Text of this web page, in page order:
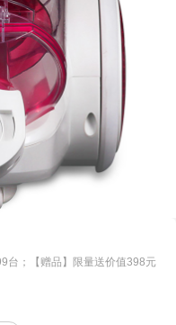
台；【赠品】限量送价值398元